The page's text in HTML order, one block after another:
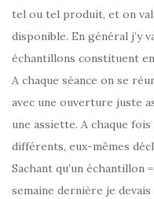
tel ou tel produit, et on
disponible. En général j’y
échantillons constituent
A chaque séance on se
avec une ouverture juste
une assiette. A chaque
différents, eux-mêmes
Sachant qu’un échantillon
semaine dernière je